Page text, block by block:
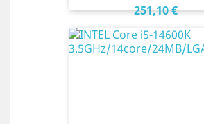
Cena
251,10 €